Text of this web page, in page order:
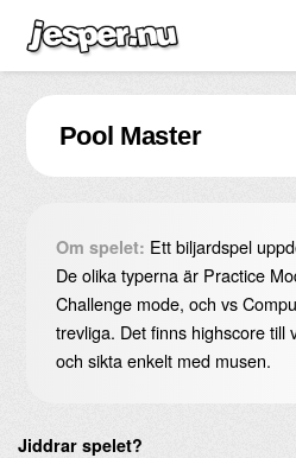
Spel ↓
Bilder ↓
Forum ↓
Videos
Blandat ↓
Om sidan ↓
Pool Master
Om spelet: Ett biljardspel
De olika typerna är Practice
Challenge mode, och vs
trevliga. Det finns highscore till
och sikta enkelt med musen.
Jiddrar spelet?